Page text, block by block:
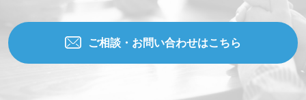
ご相談・お問い合わせはこちら